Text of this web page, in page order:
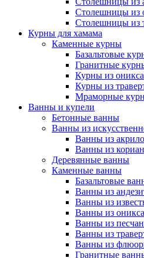
Столешницы из
Столешницы из
Курны для хамама
Каменные курны
Базальтовые
Гранитные
Курны из оникса
Курны из
Мраморные
Ванны и купели
Бетонные ванны
Ванны из
Ванны из
Ванны из
Деревянные ванны
Каменные ванны
Базальтовые
Ванны из
Ванны из
Ванны из оникса
Ванны из
Ванны из
Ванны из
Гранитные